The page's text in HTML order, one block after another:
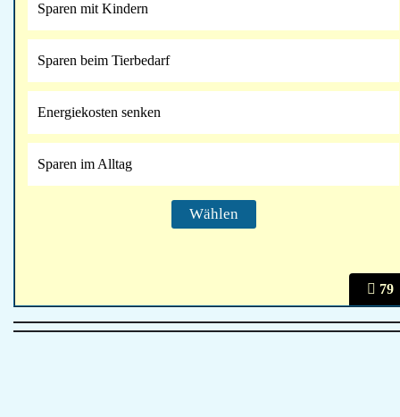
79
Sparen mit Kindern
Sparen beim Tierbedarf
Energiekosten senken
Sparen im Alltag